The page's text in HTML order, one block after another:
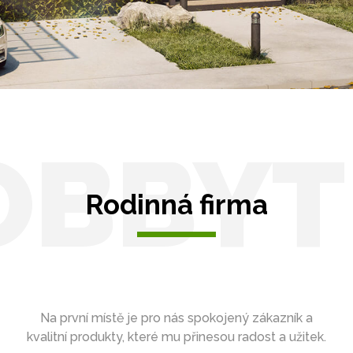
Rodinná firma
Na první místě je pro nás spokojený zákazník a
kvalitní produkty, které mu přinesou radost a užitek.